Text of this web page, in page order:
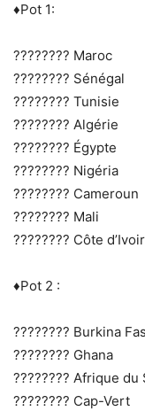
♦️Pot 1:
???????? Maroc
???????? Sénégal
???????? Tunisie
???????? Algérie
???????? Égypte
???????? Nigéria
???????? Cameroun
???????? Mali
???????? Côte
♦️Pot 2 :
???????? Burkina
???????? Ghana
???????? Afrique du
???????? Cap-Vert